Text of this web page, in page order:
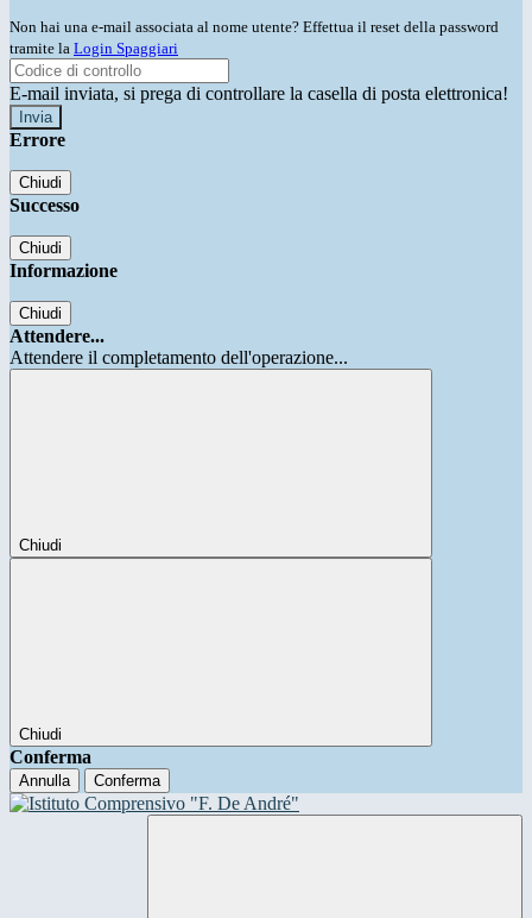
Non hai una e-mail associata al nome utente? Effettua il reset della password
tramite la Login Spaggiari
E-mail inviata, si prega di controllare la casella di posta elettronica!
Errore
Chiudi
Successo
Chiudi
Informazione
Chiudi
Attendere...
Attendere il completamento dell'operazione...
Chiudi
Chiudi
Conferma
Annulla Conferma